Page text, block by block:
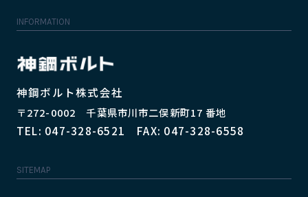
INFORMATION
神鋼ボルト株式会社
〒272-0002 千葉県市川市二俣新町17 番地
TEL: 047-328-6521 FAX: 047-328-6558
SITEMAP